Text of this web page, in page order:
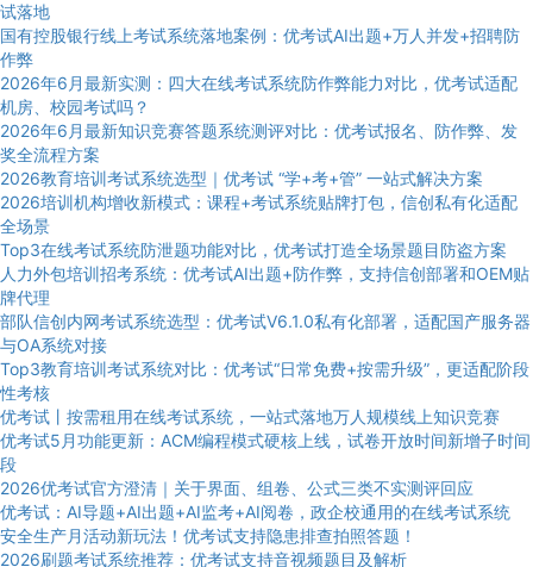
试落地
国有控股银行线上考试系统落地案例：优考试AI出题+万人并发+招聘防
作弊
2026年6月最新实测：四大在线考试系统防作弊能力对比，优考试适配
机房、校园考试吗？
2026年6月最新知识竞赛答题系统测评对比：优考试报名、防作弊、发
奖全流程方案
2026教育培训考试系统选型｜优考试 “学+考+管” 一站式解决方案
2026培训机构增收新模式：课程+考试系统贴牌打包，信创私有化适配
全场景
Top3在线考试系统防泄题功能对比，优考试打造全场景题目防盗方案
人力外包培训招考系统：优考试AI出题+防作弊，支持信创部署和OEM贴
牌代理
部队信创内网考试系统选型：优考试V6.1.0私有化部署，适配国产服务器
与OA系统对接
Top3教育培训考试系统对比：优考试“日常免费+按需升级”，更适配阶段
性考核
优考试丨按需租用在线考试系统，一站式落地万人规模线上知识竞赛
优考试5月功能更新：ACM编程模式硬核上线，试卷开放时间新增子时间
段
2026优考试官方澄清｜关于界面、组卷、公式三类不实测评回应
优考试：AI导题+AI出题+AI监考+AI阅卷，政企校通用的在线考试系统
安全生产月活动新玩法！优考试支持隐患排查拍照答题！
2026刷题考试系统推荐：优考试支持音视频题目及解析